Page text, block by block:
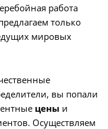
работа
только
мировых
вы попали
цены и
Осуществляем